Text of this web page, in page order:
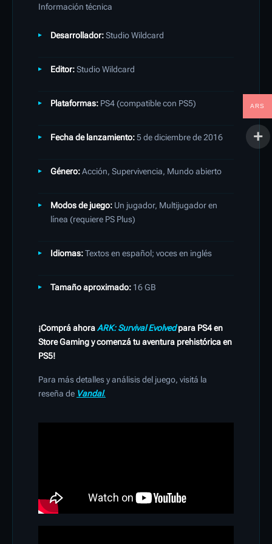
Información técnica
Desarrollador:Studio Wildcard
Editor:Studio Wildcard
Plataformas: PS4 (compatible con PS5)
Fecha de lanzamiento:5 de diciembre de 2016
Género:Acción, Supervivencia, Mundo abierto
Modos de juego: Un jugador, Multijugador en
línea (requiere PS Plus)
Idiomas:Textos en español; voces en inglés
Tamaño aproximado: 16 GB
¡Comprá ahoraARK: Survival Evolvedpara PS4 en
Store Gaming y comenzá tu aventura prehistórica en
PS5!
Para más detalles y análisis del juego, visitá la
reseña de Vandal.
ARS